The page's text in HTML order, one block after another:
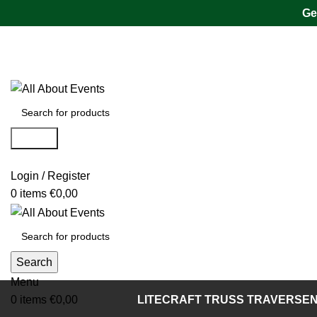
Login / Register
0 items €0,00
Search
Menu
0 items €0,00 LITECRAFT TRUSS TRAVERSEN